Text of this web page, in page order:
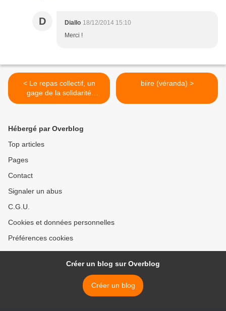
D Diallo 18/12/2014 15:10
Merci !
< Le repas collectif, un
gage de la solidarité
familiale !
biire (véranda) >
Hébergé par Overblog
Top articles
Pages
Contact
Signaler un abus
C.G.U.
Cookies et données personnelles
Préférences cookies
Créer un blog sur Overblog
Créer un blog